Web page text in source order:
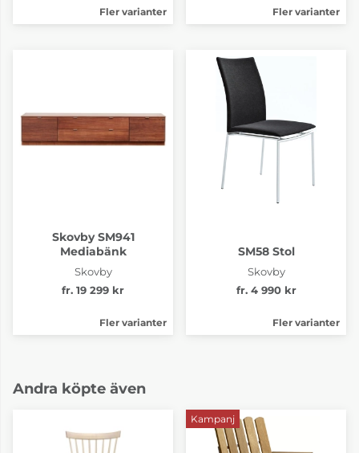
Fler varianter Fler varianter
Skovby SM941
Mediabänk
Skovby
fr. 19 299 kr
Fler varianter
SM58 Stol
Skovby
fr. 4 990 kr
Fler varianter
Andra köpte även
Kampanj